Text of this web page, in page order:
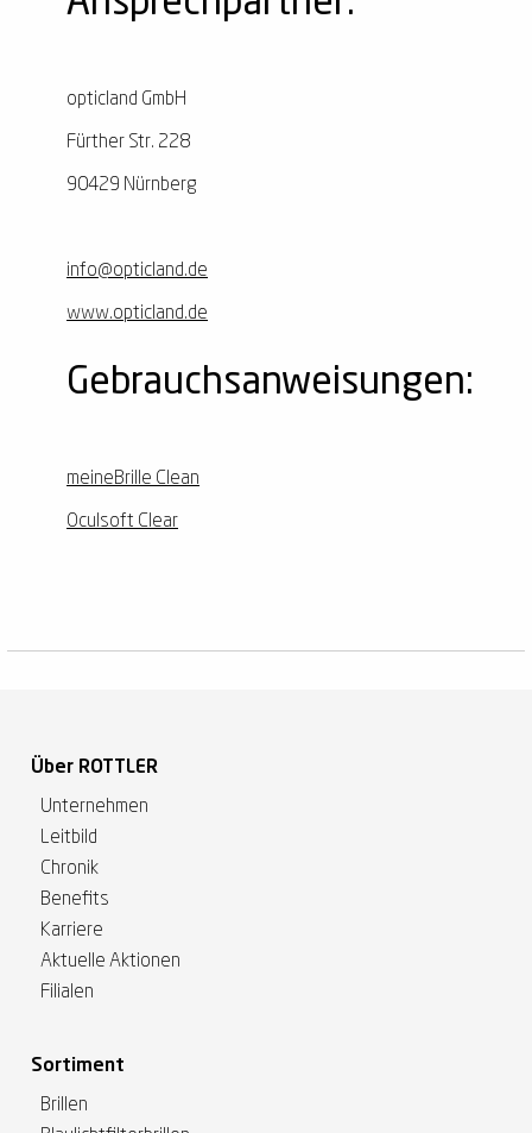
opticland GmbH
Fürther Str. 228
90429 Nürnberg
info@opticland.de
www.opticland.de
Gebrauchsanweisungen:
meineBrille Clean
Oculsoft Clear
Über ROTTLER
Unternehmen
Leitbild
Chronik
Benefits
Karriere
Aktuelle Aktionen
Filialen
Sortiment
Brillen